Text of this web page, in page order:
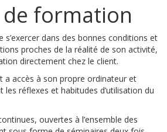
de formation
s’exercer dans des bonnes conditions et
proches de la réalité de son activité,
directement chez le client.
a accès à son propre ordinateur et
les réflexes et habitudes d’utilisation du
ouvertes à l’ensemble des